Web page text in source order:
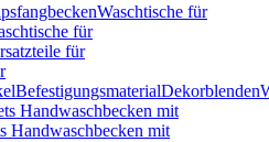
Waschtische für
für
für
BefestigungsmaterialDekorblenden
Handwaschbecken mit
Handwaschbecken mit